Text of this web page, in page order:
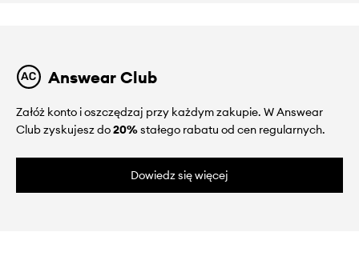
Answear Club
Załóż konto i oszczędzaj przy każdym zakupie. W Answear
Club zyskujesz do20%stałego rabatu od cen regularnych.
Dowiedz się więcej